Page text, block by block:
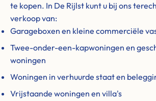
te kopen. In De Rijlst kunt u bij ons
verkoop van:
Garageboxen en kleine commerciële
Twee-onder-een-kapwoningen en
woningen
Woningen in verhuurde staat en
Vrijstaande woningen en villa's